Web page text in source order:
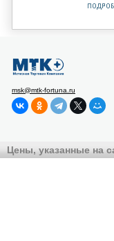
msk@mtk-fortuna.ru
Цены, указанные на